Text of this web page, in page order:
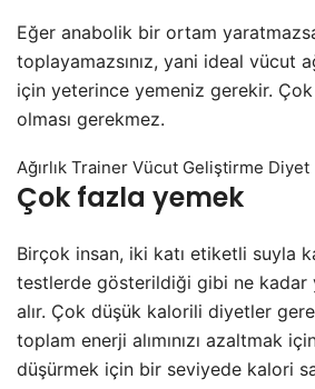
Eğer anabolik bir ortam
toplayamazsınız, yani ideal vücut
için yeterince yemeniz gerekir.
olması gerekmez.
Ağırlık Trainer Vücut Geliştirme Diyet
Çok fazla yemek
Birçok insan, iki katı etiketli suyla
testlerde gösterildiği gibi ne kadar
alır. Çok düşük kalorili diyetler
toplam enerji alımınızı azaltmak
düşürmek için bir seviyede kalori